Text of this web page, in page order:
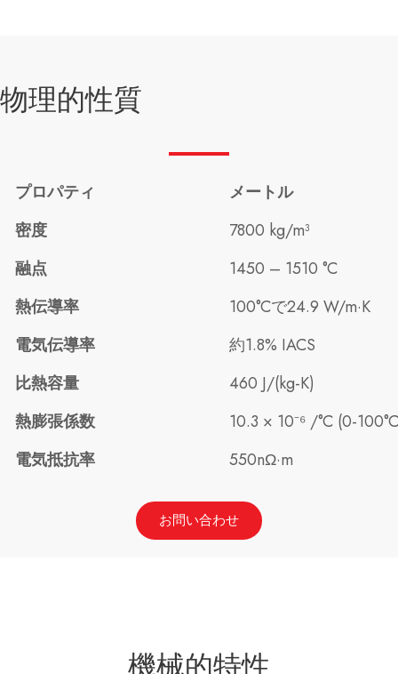
物理的性質
プロパティ
メートル
密度
7800 kg/m³
融点
1450 – 1510 °C
熱伝導率
100°Cで24.9 W/m·K
電気伝導率
約1.8% IACS
比熱容量
460 J/(kg-K)
熱膨張係数
10.3 × 10⁻⁶ /°C (0-
電気抵抗率
550nΩ·m
お問い合わせ
機械的特性